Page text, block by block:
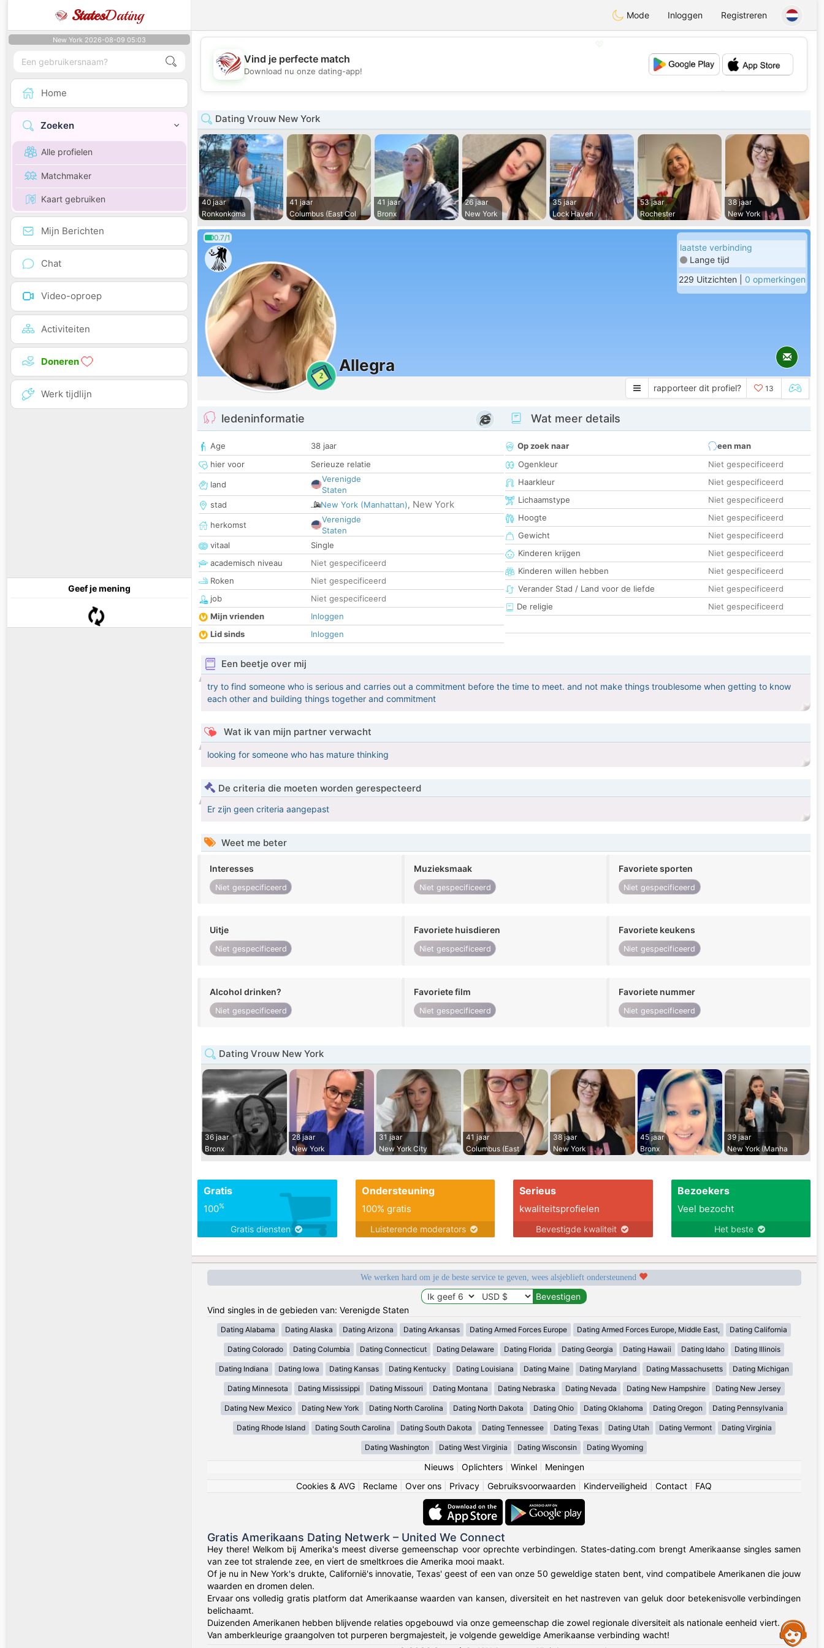
StatesDating Mode Inloggen Registreren
New York 2026-08-09 05:03
Home
Zoeken
Alle profielen
Matchmaker
Kaart gebruiken
Mijn Berichten
Chat
Video-oproep
Activiteiten
Doneren
Werk tijdlijn
Geef je mening
💕
Vind je perfecte match
Download nu onze dating-app!
Dating Vrouw New York
40 jaar
Ronkonkoma
41 jaar
Columbus (East Col
41 jaar
Bronx
26 jaar
New York
35 jaar
Lock Haven
53 jaar
Rochester
38 jaar
New York
0.7/1
2
Allegra
laatste verbinding
Lange tijd
229 Uitzichten | 0 opmerkingen
rapporteer dit profiel? 13
ledeninformatie
Age
38 jaar
hier voor
Serieuze relatie
land
Verenigde
Staten
stad
New York (Manhattan), New York
herkomst
Verenigde
Staten
vitaal
Single
academisch niveau
Niet gespecificeerd
Roken
Niet gespecificeerd
job
Niet gespecificeerd
Mijn vrienden
Inloggen
Lid sinds
Inloggen
Wat meer details
Op zoek naar
een man
Ogenkleur
Niet gespecificeerd
Haarkleur
Niet gespecificeerd
Lichaamstype
Niet gespecificeerd
Hoogte
Niet gespecificeerd
Gewicht
Niet gespecificeerd
Kinderen krijgen
Niet gespecificeerd
Kinderen willen hebben
Niet gespecificeerd
Verander Stad / Land voor de liefde
Niet gespecificeerd
De religie
Niet gespecificeerd
Een beetje over mij
try to find someone who is serious and carries out a commitment before the time to meet. and not make things troublesome when getting to know
each other and building things together and commitment
Wat ik van mijn partner verwacht
looking for someone who has mature thinking
De criteria die moeten worden gerespecteerd
Er zijn geen criteria aangepast
Weet me beter
Interesses
Niet gespecificeerd
Muzieksmaak
Niet gespecificeerd
Favoriete sporten
Niet gespecificeerd
Uitje
Niet gespecificeerd
Favoriete huisdieren
Niet gespecificeerd
Favoriete keukens
Niet gespecificeerd
Alcohol drinken?
Niet gespecificeerd
Favoriete film
Niet gespecificeerd
Favoriete nummer
Niet gespecificeerd
Dating Vrouw New York
36 jaar
Bronx
28 jaar
New York
31 jaar
New York City
41 jaar
Columbus (East
38 jaar
New York
45 jaar
Bronx
39 jaar
New York (Manha
Gratis
100%
Gratis diensten
Ondersteuning
100% gratis
Luisterende moderators
Serieus
kwaliteitsprofielen
Bevestigde kwaliteit
Bezoekers
Veel bezocht
Het beste
We werken hard om je de beste service te geven, wees alsjeblieft ondersteunend
Vind singles in de gebieden van: Verenigde Staten
Dating Alabama Dating Alaska Dating Arizona Dating Arkansas Dating Armed Forces Europe Dating Armed Forces Europe, Middle East, Dating California
Dating Colorado Dating Columbia Dating Connecticut Dating Delaware Dating Florida Dating Georgia Dating Hawaii Dating Idaho Dating Illinois
Dating Indiana Dating Iowa Dating Kansas Dating Kentucky Dating Louisiana Dating Maine Dating Maryland Dating Massachusetts Dating Michigan
Dating Minnesota Dating Mississippi Dating Missouri Dating Montana Dating Nebraska Dating Nevada Dating New Hampshire Dating New Jersey
Dating New Mexico Dating New York Dating North Carolina Dating North Dakota Dating Ohio Dating Oklahoma Dating Oregon Dating Pennsylvania
Dating Rhode Island Dating South Carolina Dating South Dakota Dating Tennessee Dating Texas Dating Utah Dating Vermont Dating Virginia
Dating Washington Dating West Virginia Dating Wisconsin Dating Wyoming
Nieuws| Oplichters| Winkel| Meningen
Cookies & AVG
Reclame Over ons Privacy Gebruiksvoorwaarden Kinderveiligheid Contact FAQ
Gratis Amerikaans Dating Netwerk – United We Connect
Hey there! Welkom bij Amerika's meest diverse gemeenschap voor oprechte verbindingen. States-dating.com brengt Amerikaanse singles samen
van zee tot stralende zee, en viert de smeltkroes die Amerika mooi maakt.
Of je nu in New York's drukte, Californië's innovatie, Texas' geest of een van onze 50 geweldige staten bent, vind compatibele Amerikanen die jouw
waarden en dromen delen.
Ervaar ons volledig gratis platform dat Amerikaanse waarden van kansen, diversiteit en het nastreven van geluk door betekenisvolle verbindingen
belichaamt.
Duizenden Amerikanen hebben blijvende relaties opgebouwd via onze gemeenschap die zowel regionale diversiteit als nationale eenheid viert.
Van amberkleurige graangolven tot purperen bergmajesteit, je volgende geweldige Amerikaanse verbinding wacht!
Assistance